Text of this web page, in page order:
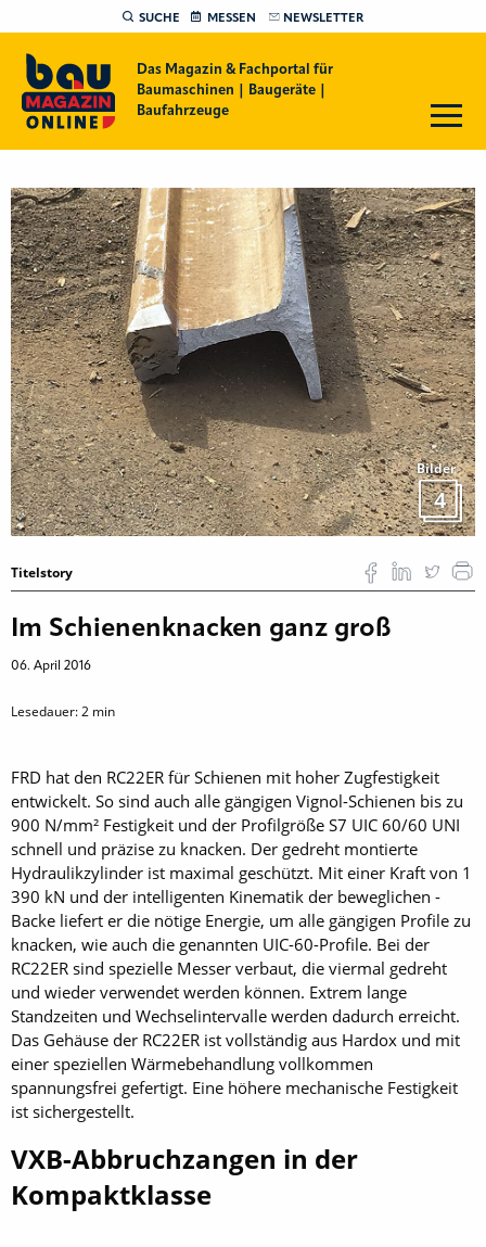
SUCHE MESSEN NEWSLETTER
Das Magazin & Fachportal für
Baumaschinen | Baugeräte |
Baufahrzeuge
Bilder
4
Titelstory
Im Schienenknacken ganz groß
06. April 2016
Lesedauer:2 min
FRD hat den RC22ER für Schienen mit hoher Zugfestigkeit
entwickelt. So sind auch alle gängigen Vignol-Schienen bis zu
900 N/mm² Festigkeit und der Profilgröße S7 UIC 60/60 UNI
schnell und präzise zu knacken. Der gedreht montierte
Hydraulikzylinder ist maximal geschützt. Mit einer Kraft von 1
390 kN und der intelligenten Kinematik der beweglichen ­
Backe liefert er die nötige Energie, um alle gängigen Profile zu
knacken, wie auch die genannten UIC-60-Profile. Bei der
RC22ER sind spezielle Messer verbaut, die viermal gedreht
und wieder verwendet werden können. Extrem lange
Standzeiten und Wechselintervalle werden dadurch erreicht.
Das Gehäuse der RC22ER ist vollständig aus Hardox und mit
einer speziellen Wärmebehandlung vollkommen
spannungsfrei gefertigt. Eine höhere mechanische Festigkeit
ist sichergestellt.
VXB-Abbruchzangen in der
Kompaktklasse